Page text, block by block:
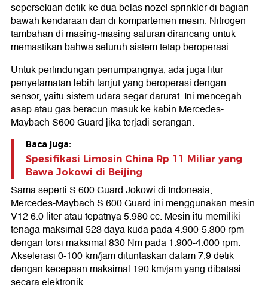
sepersekian detik ke dua belas nozel sprinkler di bagian
bawah kendaraan dan di kompartemen mesin. Nitrogen
tambahan di masing-masing saluran dirancang untuk
memastikan bahwa seluruh sistem tetap beroperasi.
Untuk perlindungan penumpangnya, ada juga fitur
penyelamatan lebih lanjut yang beroperasi dengan
sensor, yaitu sistem udara segar darurat. Ini mencegah
asap atau gas beracun masuk ke kabin Mercedes-
Maybach S600 Guard jika terjadi serangan.
Baca juga:
Spesifikasi Limosin China Rp 11 Miliar yang
Bawa Jokowi di Beijing
Sama seperti S 600 Guard Jokowi di Indonesia,
Mercedes-Maybach S 600 Guard ini menggunakan mesin
V12 6.0 liter atau tepatnya 5.980 cc. Mesin itu memiliki
tenaga maksimal 523 daya kuda pada 4.900-5.300 rpm
dengan torsi maksimal 830 Nm pada 1.900-4.000 rpm.
Akselerasi 0-100 km/jam dituntaskan dalam 7,9 detik
dengan kecepaan maksimal 190 km/jam yang dibatasi
secara elektronik.